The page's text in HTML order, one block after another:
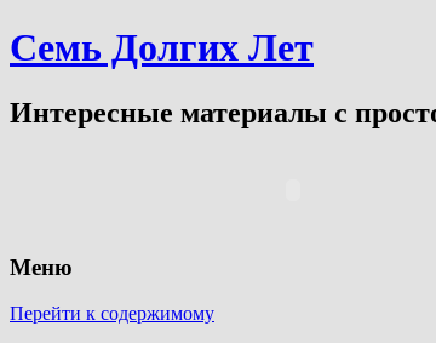
Семь Долгих Лет
Интересные материалы с
Меню
Перейти к содержимому